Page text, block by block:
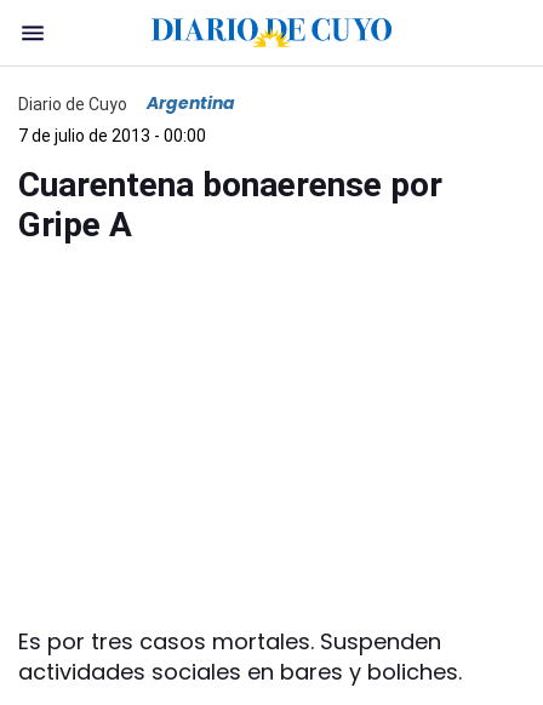
Diario de Cuyo Argentina
7 de julio de 2013 - 00:00
Cuarentena bonaerense por
Gripe A
Es por tres casos mortales. Suspenden
actividades sociales en bares y boliches.